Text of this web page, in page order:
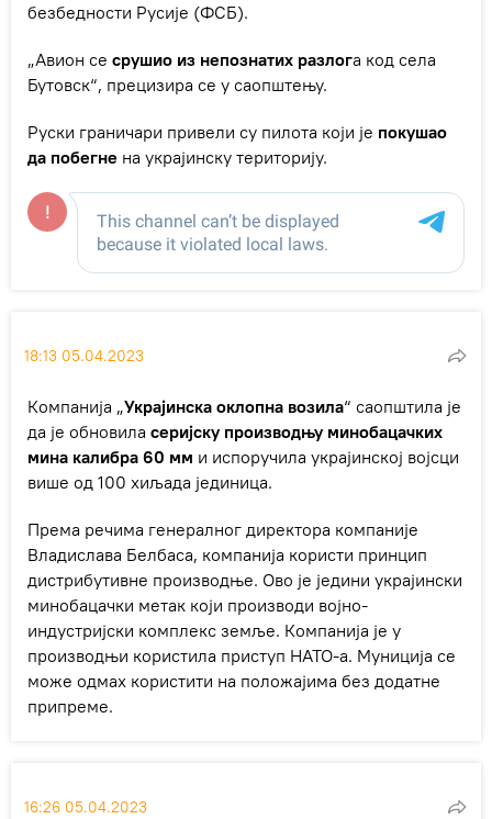
безбедности Русије (ФСБ).
„Авион се срушио из непознатих разлога код села
Бутовск“, прецизира се у саопштењу.
Руски граничари привели су пилота који је покушао
да побегне на украјинску територију.
18:13 05.04.2023
Компанија „Украјинска оклопна возила“ саопштила је
да је обновила серијску производњу минобацачких
мина калибра 60 мм и испоручила украјинској војсци
више од 100 хиљада јединица.
Према речима генералног директора компаније
Владислава Белбаса, компанија користи принцип
дистрибутивне производње. Ово је једини украјински
минобацачки метак који производи војно-
индустријски комплекс земље. Компанија је у
производњи користила приступ НАТО-а. Муниција се
може одмах користити на положајима без додатне
припреме.
16:26 05.04.2023